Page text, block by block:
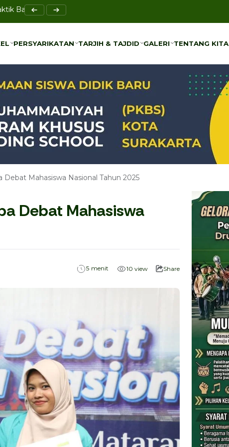
Akses Pendidikan Anak Prasejahtera di Blulukan
PERSYARIKATAN TARJIH & TAJDID GALERI TENTANG KITA
Debat Mahasiswa Nasional Tahun 2025
Debat Mahasiswa
5 menit 10 view Share